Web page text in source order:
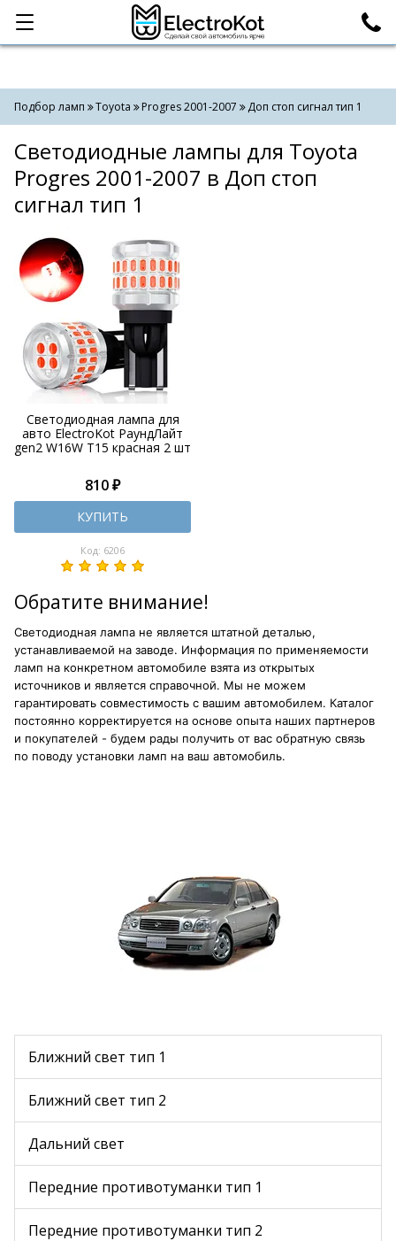
Категории Поиск
Подбор ламп Toyota Progres 2001-2007 Доп стоп сигнал тип 1
Светодиодные лампы для Toyota
Progres 2001-2007 в Доп стоп
сигнал тип 1
Светодиодная лампа для
авто ElectroKot РаундЛайт
gen2 W16W T15 красная 2 шт
810 ₽
КУПИТЬ
Код: 6206
Обратите внимание!
Светодиодная лампа не является штатной деталью,
устанавливаемой на заводе. Информация по применяемости
ламп на конкретном автомобиле взята из открытых
источников и является справочной. Мы не можем
гарантировать совместимость с вашим автомобилем. Каталог
постоянно корректируется на основе опыта наших партнеров
и покупателей - будем рады получить от вас обратную связь
по поводу установки ламп на ваш автомобиль.
Ближний свет тип 1
Ближний свет тип 2
Дальний свет
Передние противотуманки тип 1
Передние противотуманки тип 2